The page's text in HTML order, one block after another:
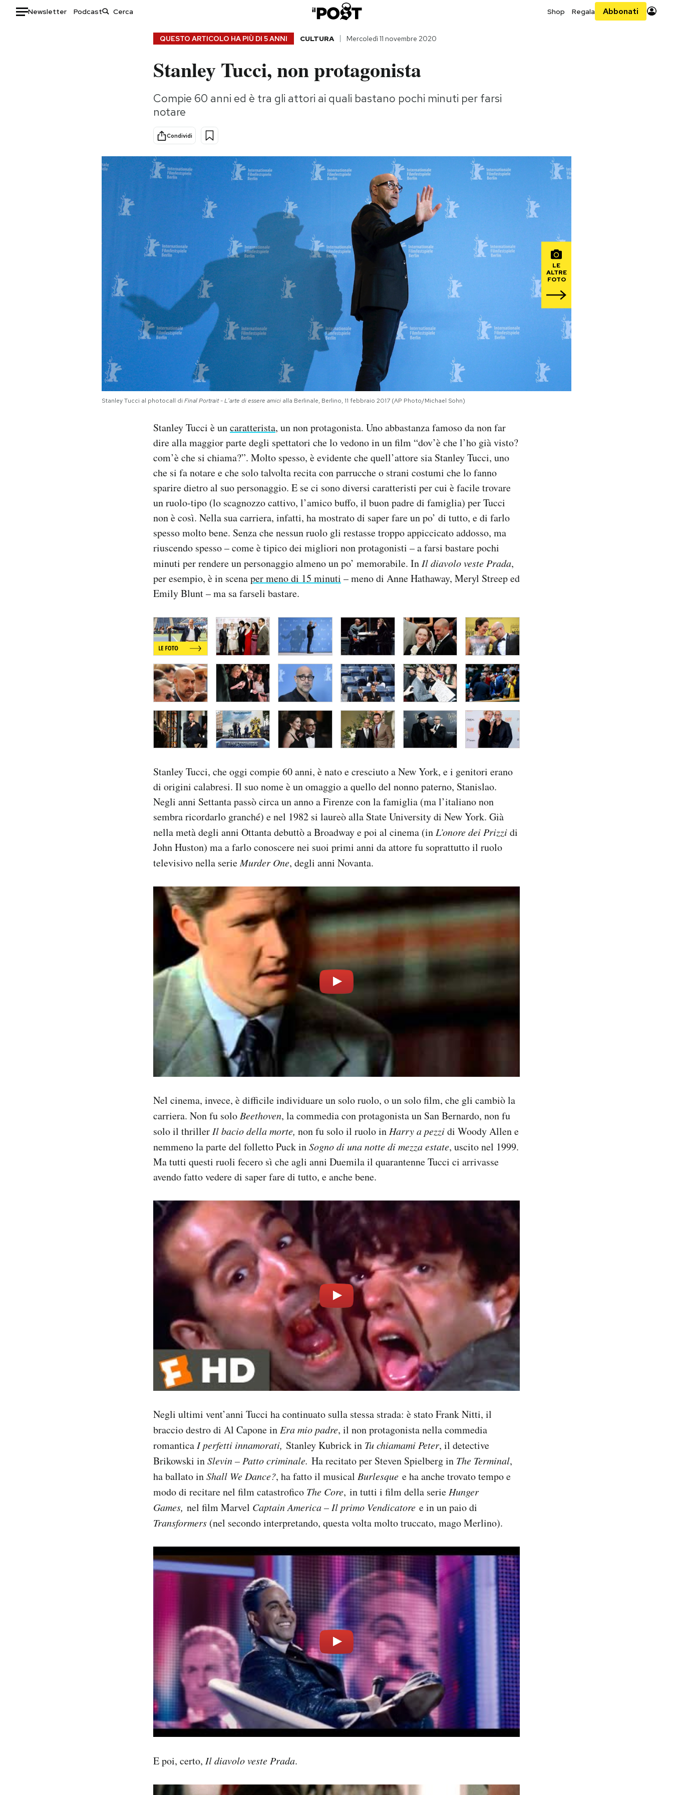
Newsletter Podcast Shop Regala Abbonati
Consumismi
Storie/Idee
Ok Boomer!
Media
Europa
Altrecose
Mondiali calcio 2026
QUESTO ARTICOLO HA PIÙ DI 5 ANNI CULTURA Mercoledì 11 novembre 2020
Stanley Tucci, non protagonista
Compie 60 anni ed è tra gli attori ai quali bastano pochi minuti per farsi
notare
Condividi
LE
ALTRE
FOTO
Stanley Tucci al photocall di Final Portrait - L'arte di essere amici alla Berlinale, Berlino, 11 febbraio 2017 (AP Photo/Michael Sohn)
Stanley Tucci è uncaratterista, un non protagonista. Uno abbastanza famoso da non far
dire alla maggior parte degli spettatori che lo vedono in un film “dov’è che l’ho già visto?
com’è che si chiama?”. Molto spesso, è evidente che quell’attore sia Stanley Tucci, uno
che si fa notare e che solo talvolta recita con parrucche o strani costumi che lo fanno
sparire dietro al suo personaggio. E se ci sono diversi caratteristi per cui è facile trovare
un ruolo-tipo (lo scagnozzo cattivo, l’amico buffo, il buon padre di famiglia) per Tucci
non è così. Nella sua carriera, infatti, ha mostrato di saper fare un po’ di tutto, e di farlo
spesso molto bene. Senza che nessun ruolo gli restasse troppo appiccicato addosso, ma
riuscendo spesso – come è tipico dei migliori non protagonisti – a farsi bastare pochi
minuti per rendere un personaggio almeno un po’ memorabile. InIldiavolo veste Prada,
per esempio, è in scenaper meno di 15 minuti – meno di Anne Hathaway, Meryl Streep ed
Emily Blunt – ma sa farseli bastare.
Stanley Tucci, che oggi compie 60 anni, è nato e cresciuto a New York, e i genitori erano
di origini calabresi. Il suo nome è un omaggio a quello del nonno paterno, Stanislao.
Negli anni Settanta passò circa un anno a Firenze con la famiglia (ma l’italiano non
sembra ricordarlo granché) e nel 1982 si laureò alla State University di New York. Già
nella metà degli anni Ottanta debuttò a Broadway e poi al cinema (inL’onore dei Prizzidi
John Huston) ma a farlo conoscere nei suoi primi anni da attore fu soprattutto il ruolo
televisivo nella serieMurder One, degli anni Novanta.
Nel cinema, invece, è difficile individuare un solo ruolo, o un solo film, che gli cambiò la
carriera. Non fu soloBeethoven, la commedia con protagonista un San Bernardo, non fu
solo il thrillerIl bacio della morte, non fu solo il ruolo inHarry a pezzidi Woody Allen e
nemmeno la parte del folletto Puck inSogno di una notte di mezza estate, uscito nel 1999.
Ma tutti questi ruoli fecero sì che agli anni Duemila il quarantenne Tucci ci arrivasse
avendo fatto vedere di saper fare di tutto, e anche bene.
Negli ultimi vent’anni Tucci ha continuato sulla stessa strada: è stato Frank Nitti, il
braccio destro di Al Capone inEra mio padre, il non protagonista nella commedia
romanticaI perfetti innamorati, Stanley Kubrick in Tu chiamami Peter, il detective
Brikowski inSlevin – Patto criminale. Ha recitato per Steven Spielberg in The Terminal,
ha ballato inShall We Dance?, ha fatto il musical Burlesque e ha anche trovato tempo e
modo di recitare nel film catastrofico The Core, in tutti i film della serieHunger
Games, nel film Marvel Captain America – Il primo Vendicatore e in un paio di
Transformers (nel secondo interpretando, questa volta molto truccato, mago Merlino).
E poi, certo, Il diavolo veste Prada.